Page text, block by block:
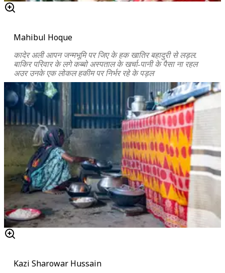
Mahibul Hoque
कादेर अली आपन जन्मभूमि पर जिए के हक खातिर बहादुरी से लड़ल.
बाकिर परिवार के लगे कब्बो अस्पताल के खर्चा-पानी के पैसा ना रहल
अउर उनके एक लोकल हकीम पर निर्भर रहे के पड़ल
Kazi Sharowar Hussain